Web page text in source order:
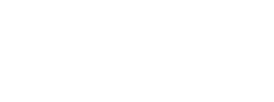
Em ´varias Opções De Tecido E Composição,